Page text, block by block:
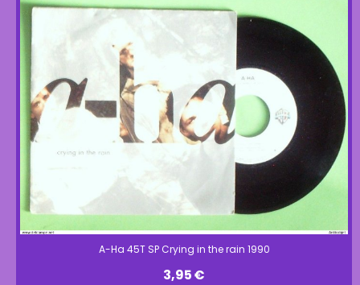
A-Ha 45T SP Crying in the rain 1990
3,95€